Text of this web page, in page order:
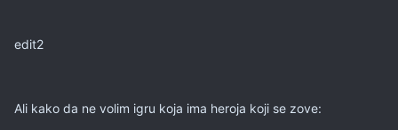
edit2
Ali kako da ne volim igru koja ima heroja koji se zove: